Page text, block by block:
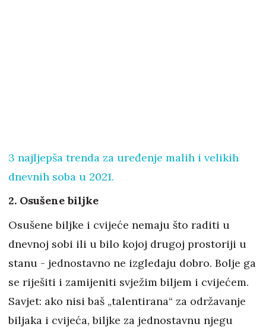
3 najljepša trenda za uređenje malih i velikih
dnevnih soba u 2021.
2. Osušene biljke
Osušene biljke i cvijeće nemaju što raditi u
dnevnoj sobi ili u bilo kojoj drugoj prostoriji u
stanu - jednostavno ne izgledaju dobro. Bolje ga
se riješiti i zamijeniti svježim biljem i cvijećem.
Savjet: ako nisi baš „talentirana“ za održavanje
biljaka i cvijeća, biljke za jednostavnu njegu